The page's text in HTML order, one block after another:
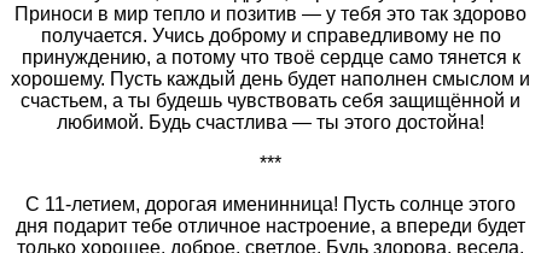
Приноси в мир тепло и позитив — у тебя это так здорово
получается. Учись доброму и справедливому не по
принуждению, а потому что твоё сердце само тянется к
хорошему. Пусть каждый день будет наполнен смыслом и
счастьем, а ты будешь чувствовать себя защищённой и
любимой. Будь счастлива — ты этого достойна!
***
С 11‑летием, дорогая именинница! Пусть солнце этого
дня подарит тебе отличное настроение, а впереди будет
только хорошее, доброе, светлое. Будь здорова, весела,